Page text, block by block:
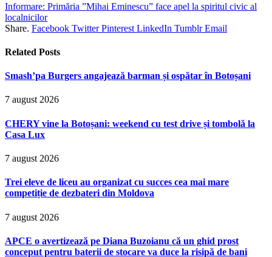
Informare: Primăria ”Mihai Eminescu” face apel la spiritul civic al
localnicilor
Share. Facebook Twitter Pinterest LinkedIn Tumblr Email
Related Posts
Smash’pa Burgers angajează barman și ospătar în Botoșani
7 august 2026
CHERY vine la Botoșani: weekend cu test drive și tombolă la
Casa Lux
7 august 2026
Trei eleve de liceu au organizat cu succes cea mai mare
competiție de dezbateri din Moldova
7 august 2026
APCE o avertizează pe Diana Buzoianu că un ghid prost
conceput pentru baterii de stocare va duce la risipă de bani